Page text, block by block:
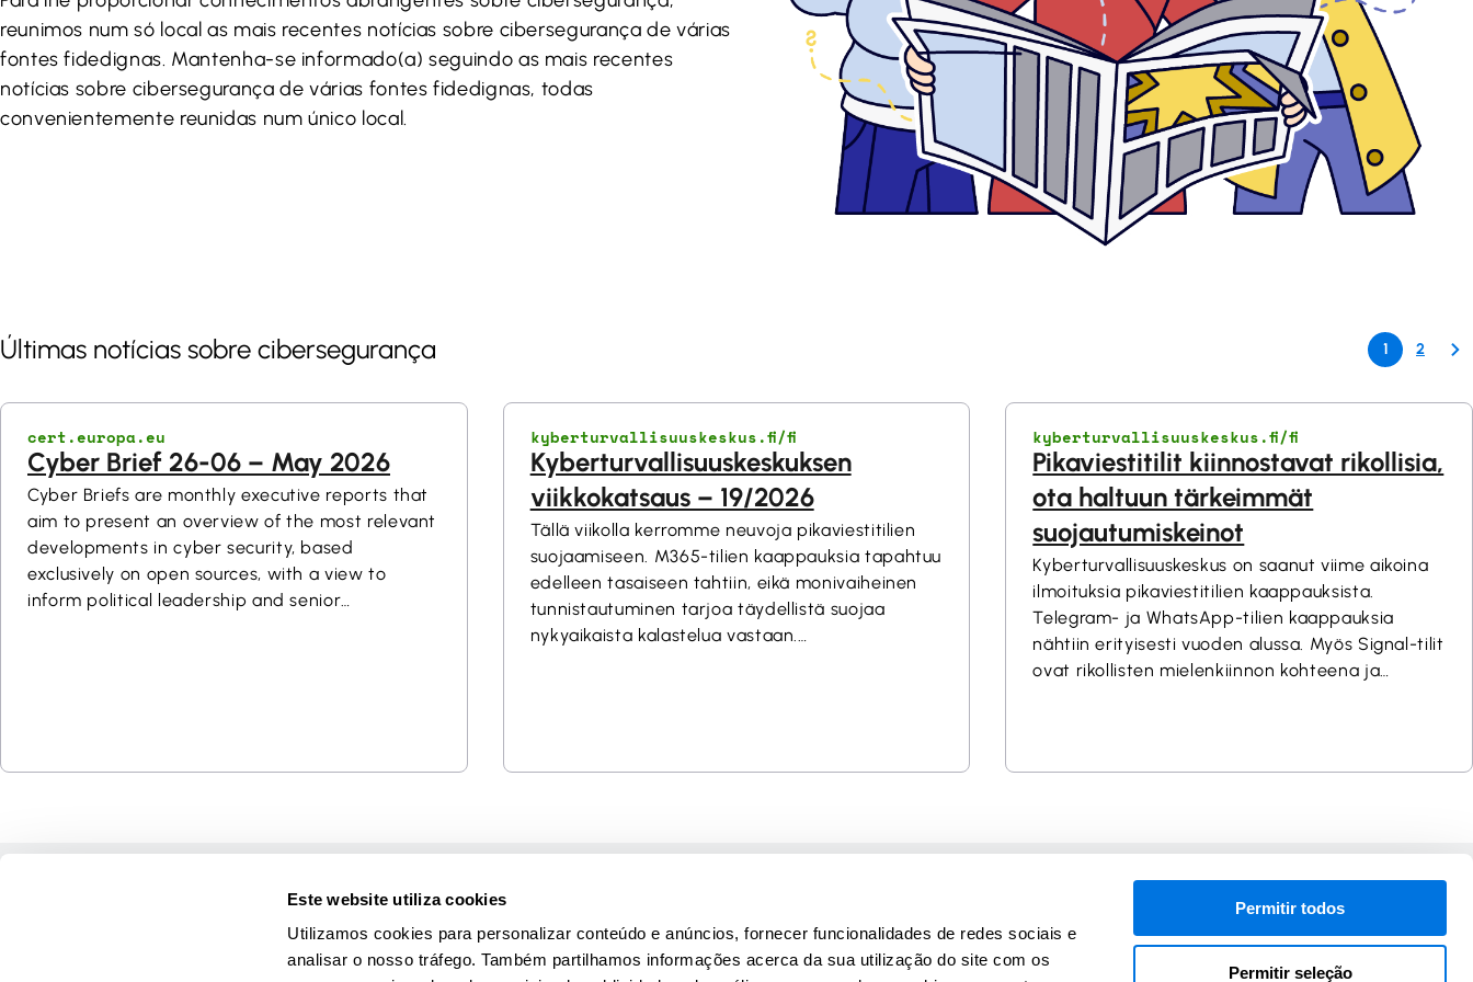
Este website utiliza cookies
Utilizamos cookies para personalizar conteúdo e anúncios, fornecer funcionalidades de redes sociais e
analisar o nosso tráfego. Também partilhamos informações acerca da sua utilização do site com os
Permitir todos
Permitir seleção
reunimos num só local as mais recentes notícias sobre cibersegurança de várias
fontes fidedignas. Mantenha-se informado(a) seguindo as mais recentes
notícias sobre cibersegurança de várias fontes fidedignas, todas
convenientemente reunidas num único local.
Últimas notícias sobre cibersegurança 1 2
cert.europa.eu
Cyber Brief 26-06 – May 2026
Cyber Briefs are monthly executive reports that
aim to present an overview of the most relevant
developments in cyber security, based
exclusively on open sources, with a view to
inform political leadership and senior
kyberturvallisuuskeskus.fi/fi
Kyberturvallisuuskeskuksen
viikkokatsaus – 19/2026
Tällä viikolla kerromme neuvoja pikaviestitilien
suojaamiseen. M365-tilien kaappauksia tapahtuu
edelleen tasaiseen tahtiin, eikä monivaiheinen
tunnistautuminen tarjoa täydellistä suojaa
nykyaikaista kalastelua vastaan.
Traficom on ottanut käyttöön uuden
kyberturvallisuuskeskus.fi/fi
Pikaviestitilit kiinnostavat rikollisia,
ota haltuun tärkeimmät
suojautumiskeinot
Kyberturvallisuuskeskus on saanut viime aikoina
ilmoituksia pikaviestitilien kaappauksista.
Telegram- ja WhatsApp-tilien kaappauksia
nähtiin erityisesti vuoden alussa. Myös Signal-tilit
ovat rikollisten mielenkiinnon kohteena ja
pikaviestitilisi käytännössä ja mitä asetuksia ja
Página inicial
Jogos
Materials